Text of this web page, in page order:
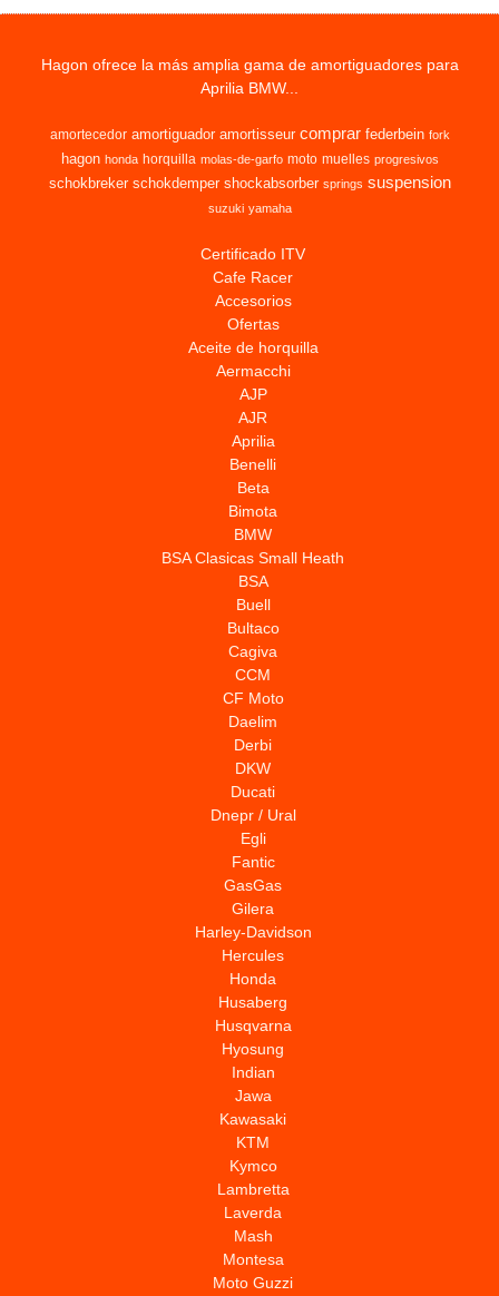
Hagon ofrece la más amplia gama de amortiguadores para
Aprilia BMW...
amortecedor amortiguador amortisseur comprar federbein fork
hagon honda horquilla molas-de-garfo moto muelles progresivos
schokbreker schokdemper shockabsorber springs suspension
suzuki yamaha
Certificado ITV
Cafe Racer
Accesorios
Ofertas
Aceite de horquilla
Aermacchi
AJP
AJR
Aprilia
Benelli
Beta
Bimota
BMW
BSA Clasicas Small Heath
BSA
Buell
Bultaco
Cagiva
CCM
CF Moto
Daelim
Derbi
DKW
Ducati
Dnepr / Ural
Egli
Fantic
GasGas
Gilera
Harley-Davidson
Hercules
Honda
Husaberg
Husqvarna
Hyosung
Indian
Jawa
Kawasaki
KTM
Kymco
Lambretta
Laverda
Mash
Montesa
Moto Guzzi